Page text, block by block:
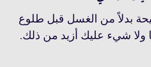
بدلاً من الغسل قبل طلوع
ولا شيء عليك أزيد من ذلك.